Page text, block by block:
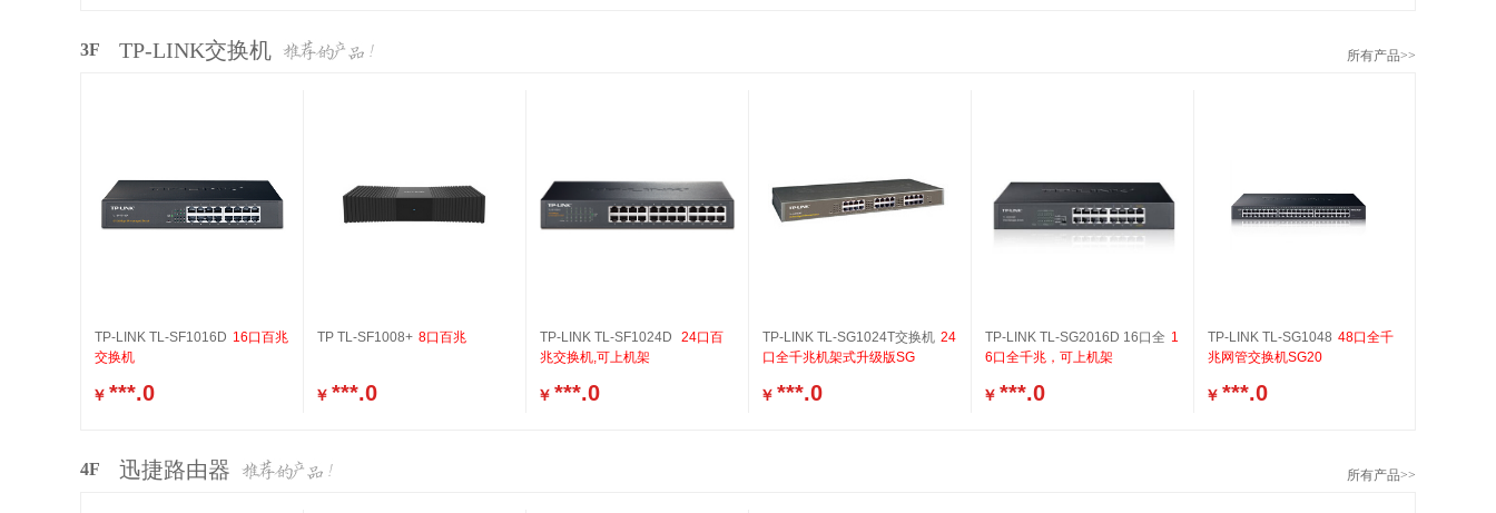
3F TP-LINK交换机 所有产品>>
TP-LINK TL-SF1016D 16口百兆
交换机
￥ ***.0
TP TL-SF1008+ 8口百兆
￥ ***.0
TP-LINK TL-SF1024D
24口百
兆交换机,可上机架
￥ ***.0
TP-LINK TL-SG1024T交换机 24
口全千兆机架式升级版SG
￥ ***.0
TP-LINK TL-SG2016D 16口全 1
6口全千兆，可上机架
￥ ***.0
TP-LINK TL-SG1048 48口全千
兆网管交换机SG20
￥ ***.0
4F 迅捷路由器 所有产品>>